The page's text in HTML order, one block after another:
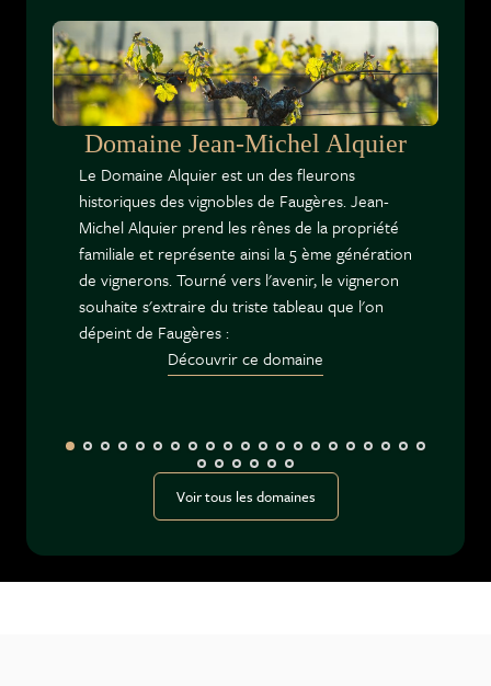
fruits rouges, lavande et poivre noir. Son
homologue, Combarels à la Lumière (Terrasses
du Larzac AOC), composé de 80% Syrah et
20% Grenache, est décrit comme charpenté,
fruité et solaire.
Les Chausmes (Languedoc Montpeyroux AOC),
un mélange de 60% Syrah et 40% Grenache,
est un vin de corps moyen avec des tanins
veloutés et des notes de romarin, cerises et
eucalyptus. Clas Mani (Terrasses du Larzac AOC
/ Vin de France), assemblant Syrah, Carignan et
Grenache, est un vin élégant et équilibré, avec
des arômes de bois de santal, fraises et lavande.
Grenaches sous l'appellation Vin de France. Les
Célis est un vin soyeux d'une grande
complexité, avec des notes de pot-pourri,
pétales de rose et framboises. Les Homs
Domaine Jean-Michel Alquier
Le Domaine Alquier est un des fleurons
historiques des vignobles de Faugères. Jean-
Michel Alquier prend les rênes de la propriété
familiale et représente ainsi la 5 ème génération
de vignerons. Tourné vers l'avenir, le vigneron
souhaite s'extraire du triste tableau que l'on
dépeint de Faugères :
Découvrir ce domaine
Voir tous les domaines